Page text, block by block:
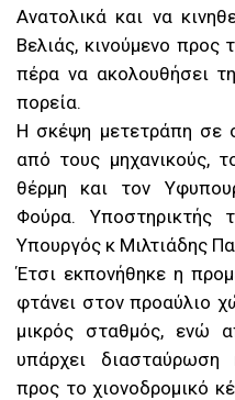
Ανατολικά και να
Βελιάς, κινούμενο προς
πέρα να ακολουθήσει
πορεία.
Η σκέψη μετετράπη σε
από τους μηχανικούς,
θέρμη και τον
Φούρα. Υποστηρικτής
Υπουργός κ Μιλτιάδης
Έτσι εκπονήθηκε η
φτάνει στον προαύλιο
μικρός σταθμός, ενώ
υπάρχει διασταύρωση
προς το χιονοδρομικό